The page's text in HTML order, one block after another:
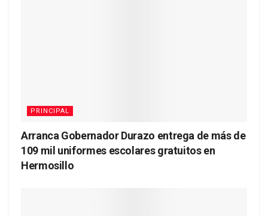
PRINCIPAL
Arranca Gobernador Durazo entrega de más de
109 mil uniformes escolares gratuitos en
Hermosillo